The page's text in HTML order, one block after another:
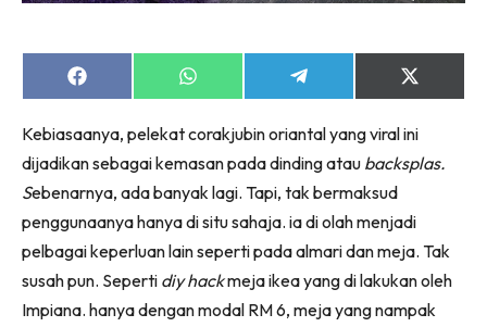
Ruang Makan
Menarik Lagi
Casa Impiana
Impiana Makeover
Makeover Ruang Selebriti
Destinasi
Hotel
Share
on
Share
on
Share
on
Share
on
(Twitter)
Kebiasaanya, pelekat corakjubin oriantal yang viral ini
dijadikan sebagai kemasan pada dinding atau backsplas.
Sebenarnya, ada banyak lagi. Tapi, tak bermaksud
penggunaanya hanya di situ sahaja. ia di olah menjadi
pelbagai keperluan lain seperti pada almari dan meja. Tak
susah pun. Seperti diy hackmeja ikea yang di lakukan oleh
Impiana. hanya dengan modal RM 6, meja yang nampak